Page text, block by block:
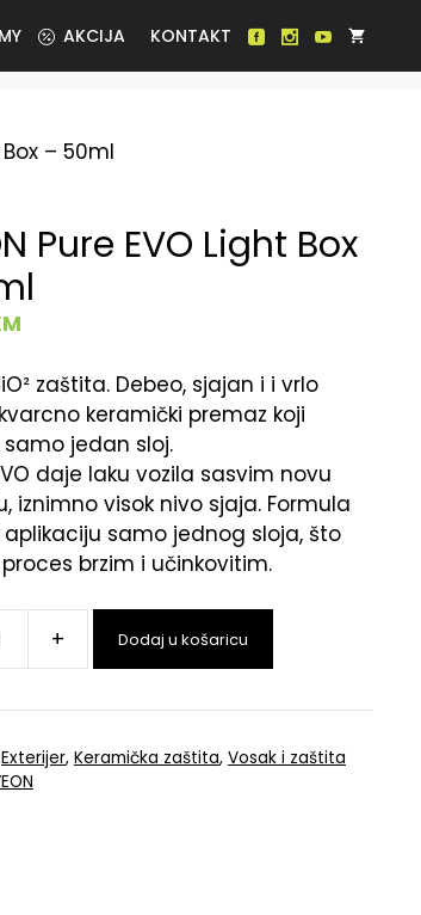
AKCIJA KONTAKT
Box – 50ml
Pure EVO Light Box
zaštita. Debeo, sjajan i i vrlo
keramički premaz koji
jedan sloj.
daje laku vozila sasvim novu
iznimno visok nivo sjaja. Formula
samo jednog sloja, što
brzim i učinkovitim.
+ Dodaj u košaricu
Exterijer, Keramička zaštita, Vosak i zaštita